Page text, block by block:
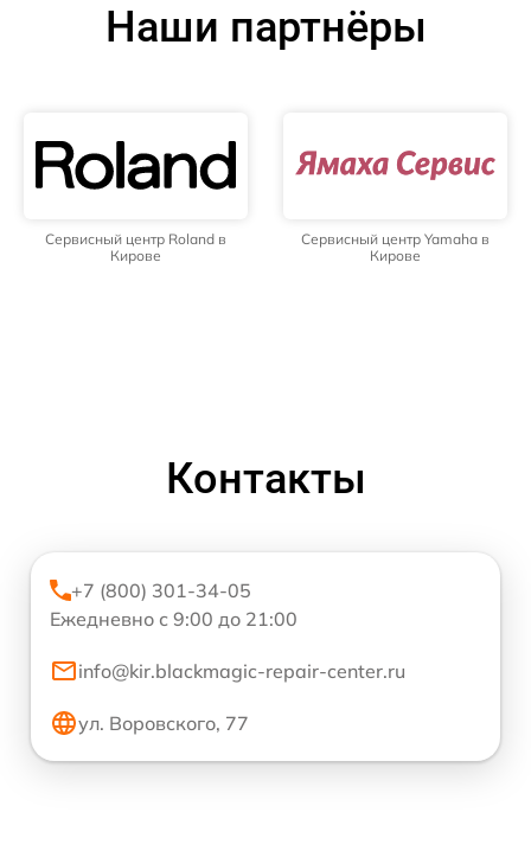
Наши партнёры
Сервисный центр Roland в
Кирове
Сервисный центр Yamaha в
Кирове
Контакты
+7 (800) 301-34-05
Ежедневно с 9:00 до 21:00
info@kir.blackmagic-repair-center.ru
ул. Воровского, 77